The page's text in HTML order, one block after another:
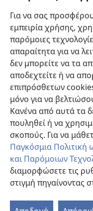
Για να σας
εμπειρία χρήσης,
παρόμοιες
απαραίτητα για να
δεν μπορείτε να τα
αποδεχτείτε ή να
επιπρόσθετων
μόνο για να
Κανένα από αυτά τα
πουληθεί ή να
σκοπούς. Για να
Παγκόσμια
και Παρόμοιων
διαμορφώσετε τις
στιγμή πηγαίνοντας
Συνεισφορές
(ανοίγει
παράθυρο)ΔΙΑΔΙΚΤΥΑΚΗ
(ανοίγει
νέο
παράθυρο)
JW Hub ®
(ανοίγει
νέο
παράθυρο)JW Library®
Βιβλιοθήκη της
Copyright
© 2026 Watch
ΟΡΟΙ ΧΡΗΣΗΣ |